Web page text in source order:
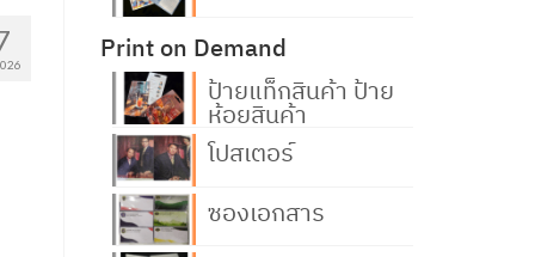
Print on Demand
ป้ายแท็กสินค้า ป้าย
ห้อยสินค้า
โปสเตอร์
ซองเอกสาร